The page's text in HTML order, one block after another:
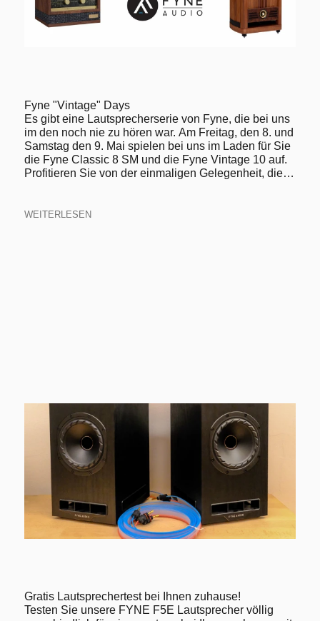
Fyne "Vintage" Days
Es gibt eine Lautsprecherserie von Fyne, die bei uns
im den noch nie zu hören war. Am Freitag, den 8. und
Samstag den 9. Mai spielen bei uns im Laden für Sie
die Fyne Classic 8 SM und die Fyne Vintage 10 auf.
Profitieren Sie von der einmaligen Gelegenheit, die
WEITERLESEN
Gratis Lautsprechertest bei Ihnen zuhause!
Testen Sie unsere FYNE F5E Lautsprecher völlig